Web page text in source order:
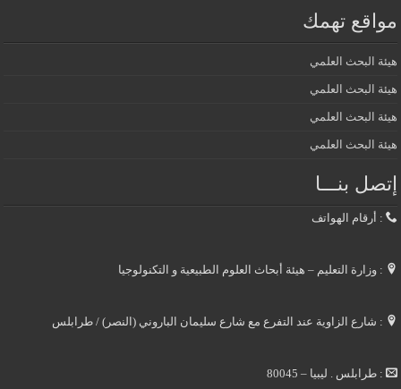
مواقع تهمك
هيئة البحث العلمي
هيئة البحث العلمي
هيئة البحث العلمي
هيئة البحث العلمي
إتصل بنـــا
: أرقام الهواتف
: وزارة التعليم – هيئة أبحاث العلوم الطبيعية و التكنولوجيا
: شارع الزاوية عند التفرع مع شارع سليمان الباروني (النصر) / طرابلس
: طرابلس . ليبيا – 80045